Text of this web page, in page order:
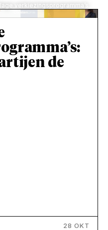
verkiezingsprogramma’s
de
28 OKT